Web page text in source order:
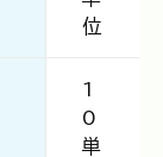
位
1
0
単